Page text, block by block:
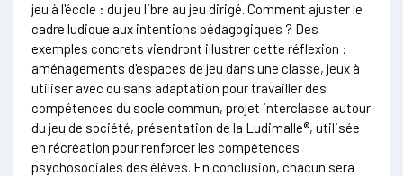
jeu à l'école : du jeu libre au jeu dirigé. Comment ajuster le
cadre ludique aux intentions pédagogiques ? Des
exemples concrets viendront illustrer cette réflexion :
aménagements d'espaces de jeu dans une classe, jeux à
utiliser avec ou sans adaptation pour travailler des
compétences du socle commun, projet interclasse autour
du jeu de société, présentation de la Ludimalle®, utilisée
en récréation pour renforcer les compétences
psychosociales des élèves. En conclusion, chacun sera